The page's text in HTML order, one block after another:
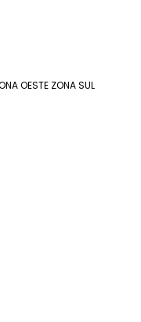
OESTE ZONA SUL